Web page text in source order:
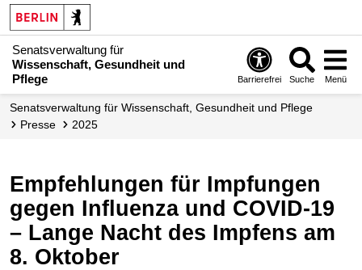
Senatsverwaltung für
Wissenschaft, Gesundheit und
Pflege
Barrierefrei Suche Menü
Senatsverwaltung für Wissenschaft, Gesundheit und Pflege
Presse
2025
Empfehlungen für Impfungen
gegen Influenza und COVID-19
– Lange Nacht des Impfens am
8. Oktober